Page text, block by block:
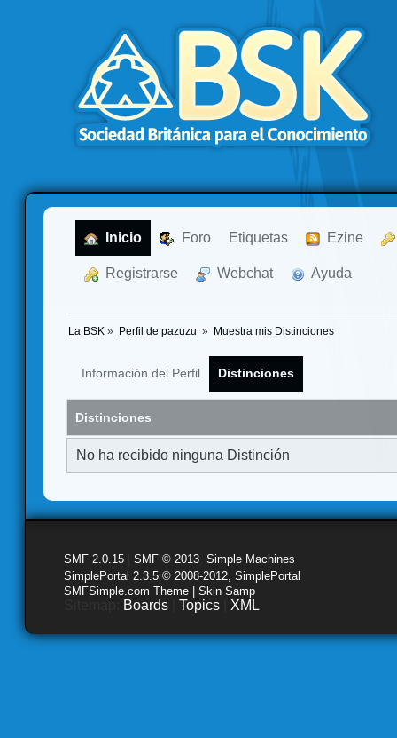
Inicio Foro Etiquetas Ezine
Registrarse Webchat Ayuda
La BSK » Perfil de pazuzu » Muestra mis Distinciones
Información del Perfil Distinciones
Distinciones
No ha recibido ninguna Distinción
SMF 2.0.15 SMF © 2013 Simple Machines
SimplePortal 2.3.5 © 2008-2012, SimplePortal
SMFSimple.com Theme | Skin Samp
Boards Topics XML